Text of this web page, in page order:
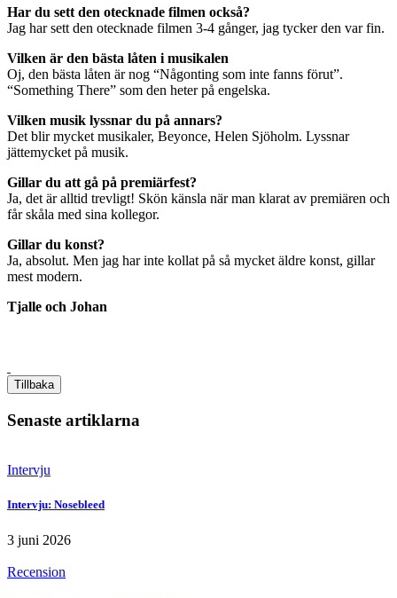
Har du sett den otecknade filmen också?
Jag har sett den otecknade filmen 3-4 gånger, jag tycker den var fin.
Vilken är den bästa låten i musikalen
Oj, den bästa låten är nog “Någonting som inte fanns förut”.
“Something There” som den heter på engelska.
Vilken musik lyssnar du på annars?
Det blir mycket musikaler, Beyonce, Helen Sjöholm. Lyssnar
jättemycket på musik.
Gillar du att gå på premiärfest?
Ja, det är alltid trevligt! Skön känsla när man klarat av premiären och
får skåla med sina kollegor.
Gillar du konst?
Ja, absolut. Men jag har inte kollat på så mycket äldre konst, gillar
mest modern.
Tjalle och Johan
Tillbaka
Senaste artiklarna
Intervju
Intervju: Nosebleed
3 juni 2026
Recension